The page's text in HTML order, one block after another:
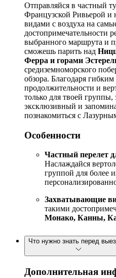
Отправляйся в частный
Французской Ривьерой и
видами с воздуха на
достопримечательности
выбранного маршрута и
сможешь парить над
Ферра и горами
средиземноморского
обзора. Благодаря
продолжительности и
только для твоей группы,
эксклюзивный и
познакомиться с
Особенности
Частный перелет
Наслаждайся
группой для более
Захватывающие
такими
Монако, Канны,
Что нужно знать перед
Дополнительная